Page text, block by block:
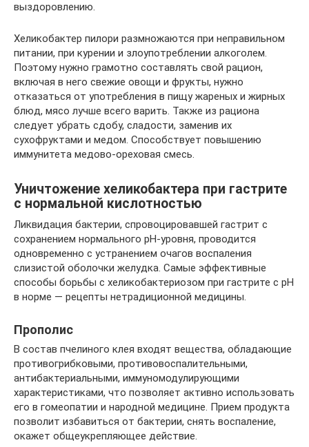
выздоровлению.
Хеликобактер пилори размножаются при неправильном
питании, при курении и злоупотреблении алкоголем.
Поэтому нужно грамотно составлять свой рацион,
включая в него свежие овощи и фрукты, нужно
отказаться от употребления в пищу жареных и жирных
блюд, мясо лучше всего варить. Также из рациона
следует убрать сдобу, сладости, заменив их
сухофруктами и медом. Способствует повышению
иммунитета медово-ореховая смесь.
Уничтожение хеликобактера при гастрите
с нормальной кислотностью
Ликвидация бактерии, спровоцировавшей гастрит с
сохранением нормального pH-уровня, проводится
одновременно с устранением очагов воспаления
слизистой оболочки желудка. Самые эффективные
способы борьбы с хеликобактериозом при гастрите с pH
в норме — рецепты нетрадиционной медицины.
Прополис
В состав пчелиного клея входят вещества, обладающие
противогрибковыми, противовоспалительными,
антибактериальными, иммуномодулирующими
характеристиками, что позволяет активно использовать
его в гомеопатии и народной медицине. Прием продукта
позволит избавиться от бактерии, снять воспаление,
окажет общеукрепляющее действие.